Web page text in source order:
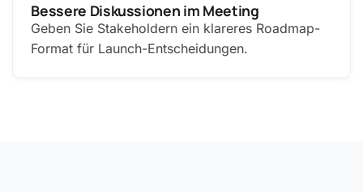
Bessere Diskussionen im Meeting
Geben Sie Stakeholdern ein klareres Roadmap-
Format für Launch-Entscheidungen.